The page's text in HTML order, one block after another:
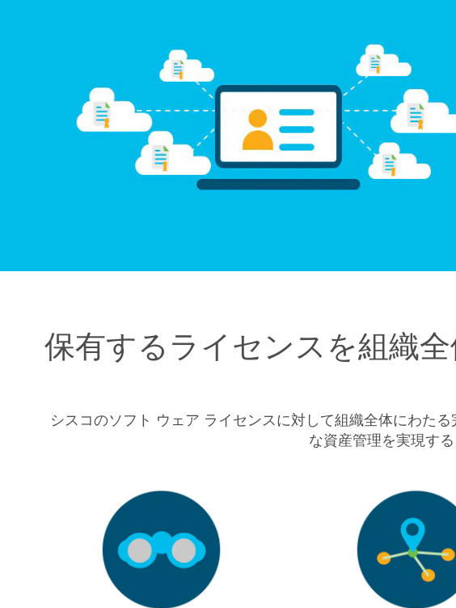
保有するライセンスを組織
シスコのソフト ウェア ライセンスに対して組織全体にわた
な資産管理を実現す